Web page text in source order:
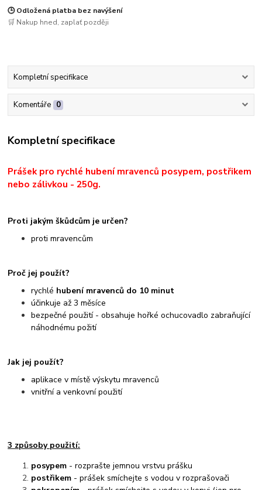
🕒 Odložená platba bez navýšení
🛒 Nakup hned, zaplať později
Kompletní specifikace
Komentáře 0
Kompletní specifikace
Prášek pro rychlé hubení mravenců posypem, postřikem
nebo zálivkou - 250g.
Proti jakým škůdcům je určen?
proti mravencům
Proč jej použít?
rychlé hubení mravenců do 10 minut
účinkuje až 3 měsíce
bezpečné použití - obsahuje hořké ochucovadlo zabraňující
náhodnému požití
Jak jej použít?
aplikace v místě výskytu mravenců
vnitřní a venkovní použití
3 způsoby použití:
posypem - rozprašte jemnou vrstvu prášku
postřikem - prášek smíchejte s vodou v rozprašovači